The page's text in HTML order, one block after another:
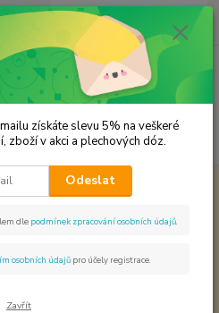
Menu
Hledat
ks
za 0,00 Kč
mletý Prémová kvalita
kvalita
získáte slevu 5% na veškeré
zboží v akci a plechových dóz.
Odeslat
dle podmínek zpracování osobních údajů
osobních údajů pro účely registrace.
Zavřít